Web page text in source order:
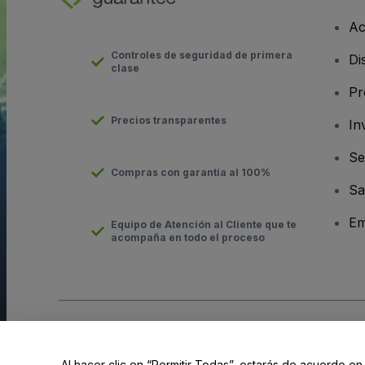
Controles de seguridad de primera
clase
Precios transparentes
Compras con garantía al 100%
Equipo de Atención al Cliente que te
acompaña en todo el proceso